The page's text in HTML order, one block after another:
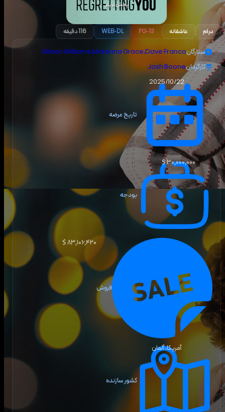
پخش تریلر
درام عاشقانه PG-13
WEB-DL 116 دقیقه
ستارگان Allison Williams،Mckenna Grace،Dave Franco
کارگردانJosh Boone
تاریخ عرضه
2025/10/22
بودجه
۳۰٬۰۰۰٬۰۰۰ $
فروش
۸۳٬۱۰۶٬۴۲۰ $
کشور سازنده
آمریکا، آلمان